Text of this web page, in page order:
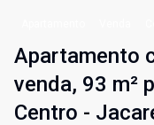
Apartamento
venda, 93 m²
Centro -